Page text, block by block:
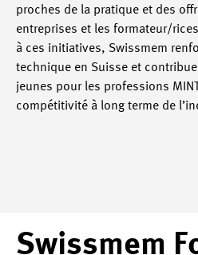
proches de la pratique et des
entreprises et les formateur/
à ces initiatives, Swissmem
technique en Suisse et
jeunes pour les professions
compétitivité à long terme de
Swissmem